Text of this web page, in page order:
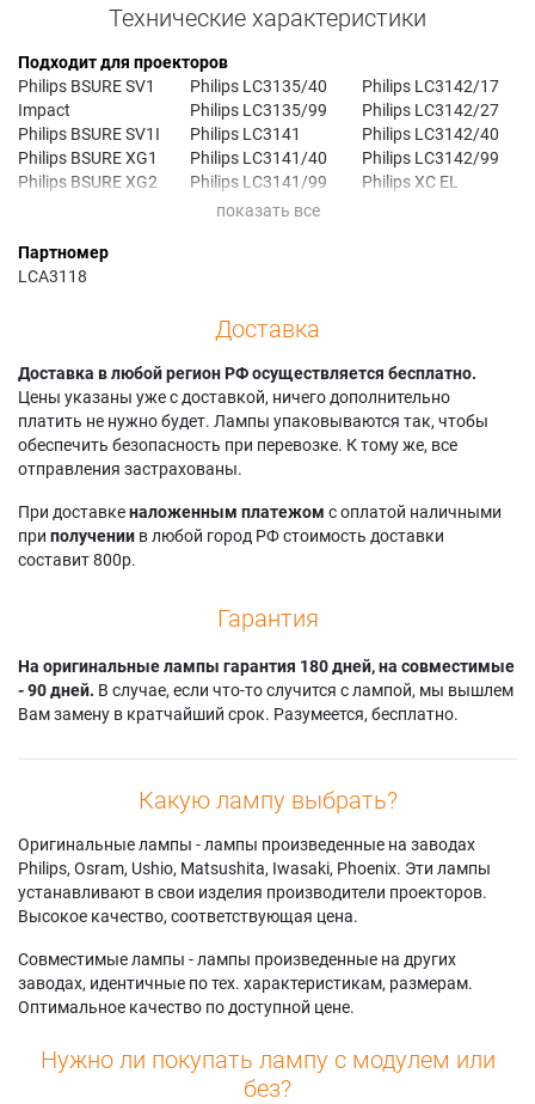
Технические характеристики
Подходит для проекторов
Philips BSURE SV1
Impact
Philips BSURE SV1I
Philips BSURE XG1
Philips BSURE XG2
Philips LC3135/40
Philips LC3135/99
Philips LC3141
Philips LC3141/40
Philips LC3141/99
Philips LC3142
Philips LC3142/17
Philips LC3142/27
Philips LC3142/40
Philips LC3142/99
Philips XC EL
Партномер
LCA3118
Доставка
Доставка в любой регион РФ осуществляется бесплатно.
Цены указаны уже с доставкой, ничего дополнительно
платить не нужно будет. Лампы упаковываются так, чтобы
обеспечить безопасность при перевозке. К тому же, все
отправления застрахованы.
При доставкеналоженным платежом с оплатой наличными
при получении в любой город РФ стоимость доставки
составит 800р.
Гарантия
На оригинальные лампы гарантия 180 дней, на совместимые
- 90 дней. В случае, если что-то случится с лампой, мы вышлем
Вам замену в кратчайший срок. Разумеется, бесплатно.
Какую лампу выбрать?
Оригинальные лампы - лампы произведенные на заводах
Philips, Osram, Ushio, Matsushita, Iwasaki, Phoenix. Эти лампы
устанавливают в свои изделия производители проекторов.
Высокое качество, соответствующая цена.
Совместимые лампы - лампы произведенные на других
заводах, идентичные по тех. характеристикам, размерам.
Оптимальное качество по доступной цене.
Нужно ли покупать лампу с модулем или
без?